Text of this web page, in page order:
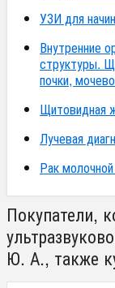
УЗИ для
Внутренние
структуры.
почки,
Щитовидная
Лучевая
Рак
Покупатели,
Ю. А., также